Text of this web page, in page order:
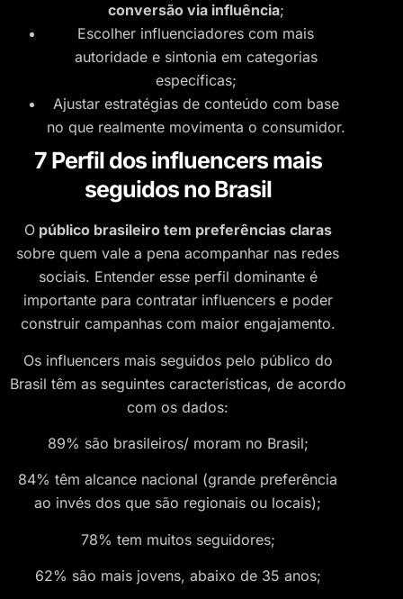
conversão via influência;
Escolher influenciadores com mais
autoridade e sintonia em categorias
específicas;
Ajustar estratégias de conteúdo com base
no que realmente movimenta o consumidor.
7 Perfil dos influencers mais
seguidos no Brasil
Opúblico brasileiro tem preferências claras
sobre quem vale a pena acompanhar nas redes
sociais. Entender esse perfil dominante é
importante para contratar influencers e poder
construir campanhas com maior engajamento.
Os influencers mais seguidos pelo público do
Brasil têm as seguintes características, de acordo
com os dados:
89% são brasileiros/ moram no Brasil;
84% têm alcance nacional (grande preferência
ao invés dos que são regionais ou locais);
78% tem muitos seguidores;
62% são mais jovens, abaixo de 35 anos;